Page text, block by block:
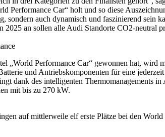
Performance Car“ holt und so diese
sondern auch dynamisch und faszinierend
2025 an sollen alle Audi Standorte CO2-
Performance Car“ gewonnen hat, wird
und Antriebskomponenten für eine
dank des intelligenten Thermomanagements
mit bis zu 270 kW.
auf mittlerweile elf erste Plätze bei den